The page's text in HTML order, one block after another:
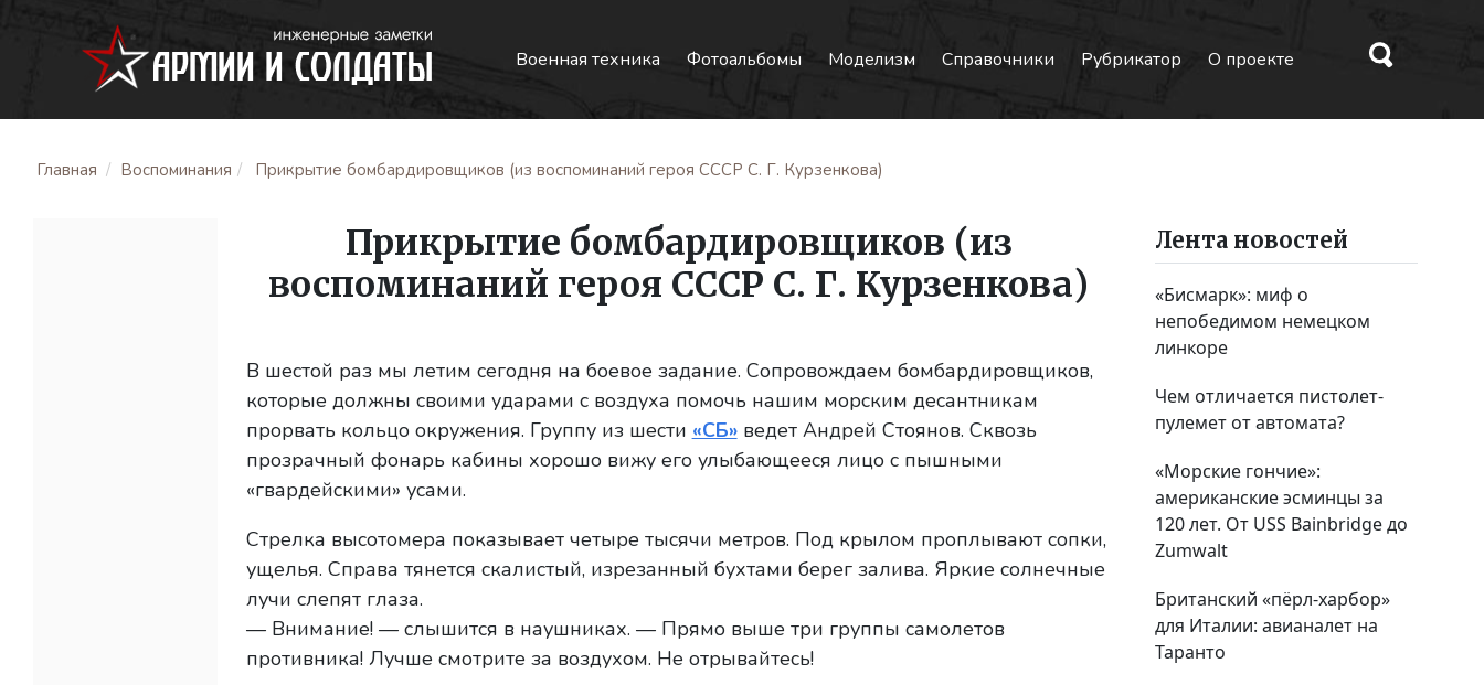
Военная техника Фотоальбомы Моделизм Справочники Рубрикатор О проекте
Главная Воспоминания Прикрытие бомбардировщиков (из воспоминаний героя СССР С. Г. Курзенкова)
Прикрытие бомбардировщиков (из
воспоминаний героя СССР С. Г. Курзенкова)
В шестой раз мы летим сегодня на боевое задание. Сопровождаем бомбардировщиков,
которые должны своими ударами с воздуха помочь нашим морским десантникам
прорвать кольцо окружения. Группу из шести «СБ»ведет Андрей Стоянов. Сквозь
прозрачный фонарь кабины хорошо вижу его улыбающееся лицо с пышными
«гвардейскими» усами.
Стрелка высотомера показывает четыре тысячи метров. Под крылом проплывают сопки,
ущелья. Справа тянется скалистый, изрезанный бухтами берег залива. Яркие солнечные
лучи слепят глаза.
— Внимание! — слышится в наушниках. — Прямо выше три группы самолетов
противника! Лучше смотрите за воздухом. Не отрывайтесь!
Лента новостей
«Бисмарк»: миф о
непобедимом немецком
линкоре
Чем отличается пистолет-
пулемет от автомата?
«Морские гончие»:
американские эсминцы за
120 лет. От USS Bainbridge до
Zumwalt
Британский «пёрл-харбор»
для Италии: авианалет на
Таранто